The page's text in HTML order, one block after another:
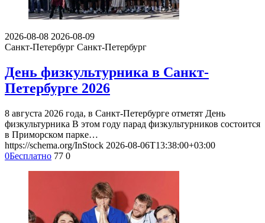
2026-08-08 2026-08-09
Санкт-Петербург Санкт-Петербург
День физкультурника в Санкт-
Петербурге 2026
8 августа 2026 года, в Санкт-Петербурге отметят День
физкультурника В этом году парад физкультурников состоится
в Приморском парке…
https://schema.org/InStock 2026-08-06T13:38:00+03:00
0Бесплатно 77 0